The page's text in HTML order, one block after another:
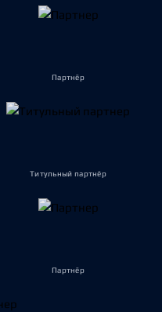
Партнёр
Титульный партнёр
Партнёр